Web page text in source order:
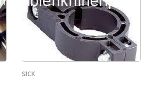
SICK